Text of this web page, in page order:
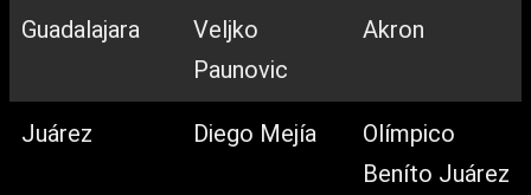
Guadalajara
Veljko
Paunovic
Akron
Juárez Diego Mejía
Olímpico
Beníto Juárez